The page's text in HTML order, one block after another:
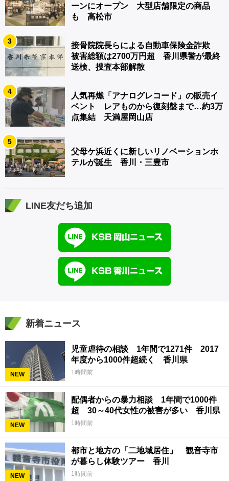
ーンにオープン 大型店舗限定の商品
も 高松市
3
接骨院院長らによる自動車保険金詐欺
被害総額は2700万円超 香川県警が最終
送検、捜査本部解散
4
人気再燃「アナログレコード」の販売イ
ベント レアものから復刻盤まで…約3万
点集結 天満屋岡山店
5
父母ケ浜近くに新しいリノベーションホ
テルが誕生 香川・三豊市
LINE友だち追加
新着ニュース
NEW
児童虐待の相談 1年間で1271件 2017
年度から1000件超続く 香川県
1時間前
NEW
配偶者からの暴力相談 1年間で1000件
超 30～40代女性の被害が多い 香川県
1時間前
NEW
都市と地方の「二地域居住」 観音寺市
が暮らし体験ツアー 香川
1時間前